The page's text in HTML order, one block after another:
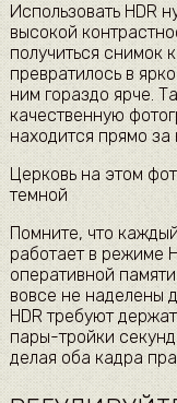
Использовать HDR
высокой
получиться снимок
превратилось в
ним гораздо ярче.
качественную
находится прямо за
Церковь на этом
темной
Помните, что
работает в режиме
оперативной
вовсе не наделены
HDR требуют
пары-тройки
делая оба кадра